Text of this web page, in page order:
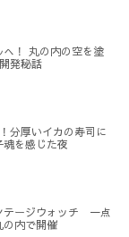
！ 丸の内の空を塗
発秘話
分厚いイカの寿司に
を感じた夜
テージウォッチ 一点
の内で開催